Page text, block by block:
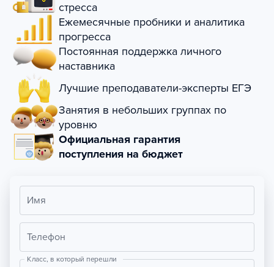
стресса
Ежемесячные пробники и аналитика
прогресса
Постоянная поддержка личного
наставника
Лучшие преподаватели-эксперты ЕГЭ
Занятия в небольших группах по
уровню
Официальная гарантия
поступления на бюджет
Имя
Телефон
Класс, в который перешли